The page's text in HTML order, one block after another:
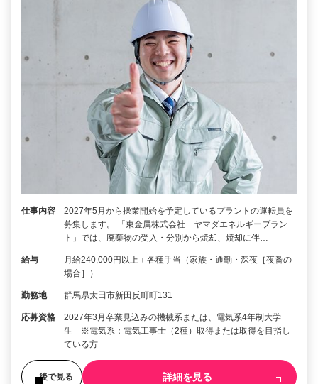
仕事内容
2027年5月から操業開始を予定しているプラントの運転員を
募集します。 「東金属株式会社 ヤマダエネルギープラン
ト」では、廃棄物の受入・分別から焼却、焼却に伴…
給与
月給240,000円以上＋各種手当（家族・通勤・深夜［夜番の
場合］）
勤務地 群馬県太田市新田反町町131
応募資格
2027年3月卒業見込みの機械系または、電気系4年制大学
生 ※電気系：電気工事士（2種）取得または取得を目指し
ている方
後で見る 詳細を見る